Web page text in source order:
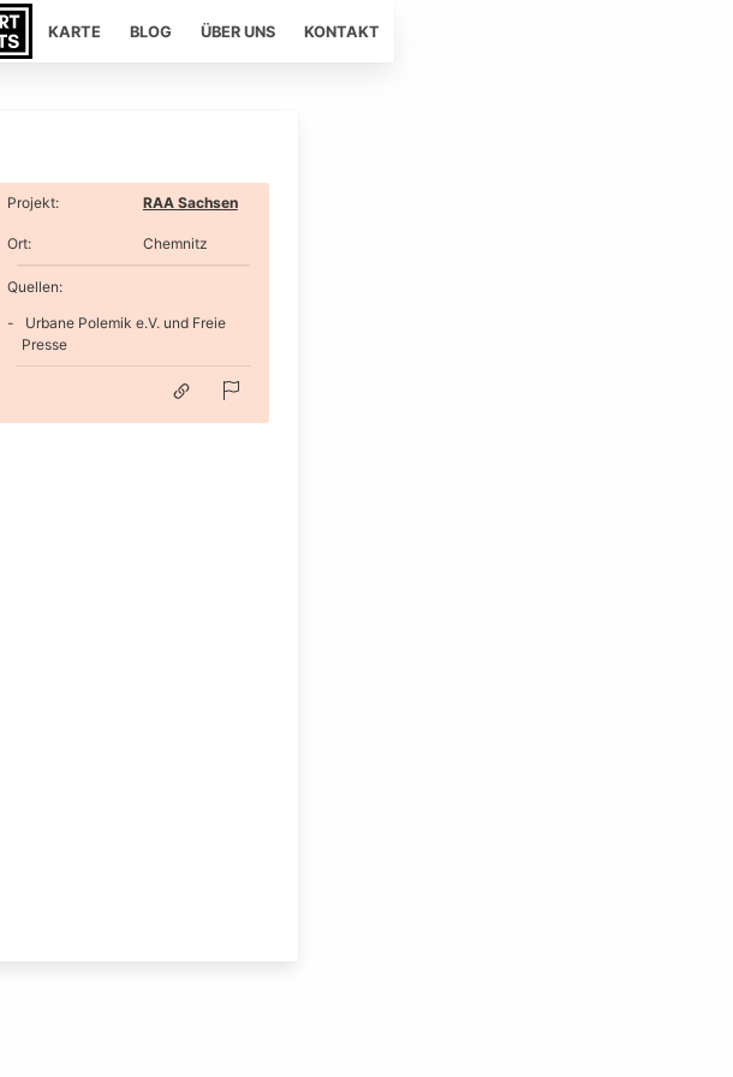
KARTE BLOG ÜBER UNS KONTAKT
Projekt: RAA Sachsen
Ort: Chemnitz
Quellen:
Urbane Polemik e.V. und Freie
Presse